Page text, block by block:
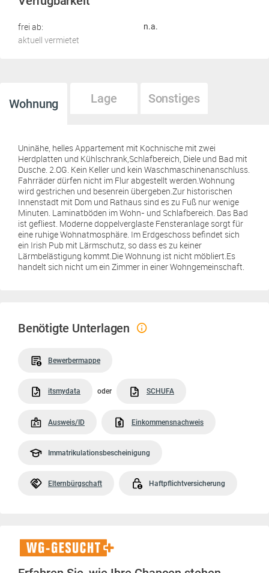
frei ab: n.a.
aktuell vermietet
Wohnung Lage Sonstiges
Uninähe, helles Appartement mit Kochnische mit zwei
Herdplatten und Kühlschrank,Schlafbereich, Diele und Bad mit
Dusche. 2.OG. Kein Keller und kein Waschmaschinenanschluss.
Fahrräder dürfen nicht im Flur abgestellt werden.Wohnung
wird gestrichen und besenrein übergeben.Zur historischen
Innenstadt mit Dom und Rathaus sind es zu Fuß nur wenige
Minuten. Laminatböden im Wohn- und Schlafbereich. Das Bad
ist gefliest. Moderne doppelverglaste Fensteranlage sorgt für
eine ruhige Wohnatmosphäre. Im Erdgeschoss befindet sich
ein Irish Pub mit Lärmschutz, so dass es zu keiner
Lärmbelästigung kommt.Die Wohnung ist nicht möbliert.Es
handelt sich nicht um ein Zimmer in einer Wohngemeinschaft.
Benötigte Unterlagen
Bewerbermappe
itsmydata oder SCHUFA
Ausweis/ID Einkommensnachweis
Immatrikulationsbescheinigung
Elternbürgschaft Haftpflichtversicherung
WG-
Gesucht+